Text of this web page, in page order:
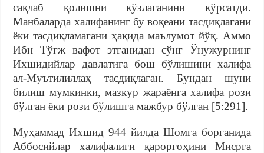
сақлаб қолишни кўзлаганини кўрсатди.
Манбаларда халифанинг бу воқеани тасдиқлагани
ёки тасдиқламагани ҳақида маълумот йўқ. Аммо
Ибн Тўғж вафот этганидан сўнг Ўнужурнинг
Ихшидийлар давлатига бош бўлишини халифа
ал-Муътилиллаҳ тасдиқлаган. Бундан шуни
билиш мумкинки, мазкур жараёнга халифа рози
бўлган ёки рози бўлишга мажбур бўлган [5:291].
Муҳаммад Ихшид 944 йилда Шомга борганида
Аббосийлар халифалиги қароргоҳини Мисрга